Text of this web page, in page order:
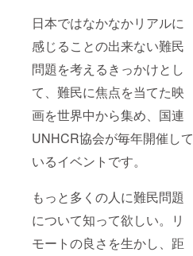
日本ではなかなかリアルに
感じることの出来ない難民
問題を考えるきっかけとし
て、難民に焦点を当てた映
画を世界中から集め、国連
UNHCR協会が毎年開催して
いるイベントです。
もっと多くの人に難民問題
について知って欲しい。リ
モートの良さを生かし、距